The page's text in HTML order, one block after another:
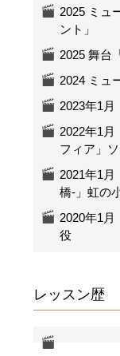
2025 ミュ
ント」
2025 舞台
2024 ミュ
2023年1
2022年1月
フィア」
2021年1月
橋-」虹の
2020年1月
役
レッスン歴